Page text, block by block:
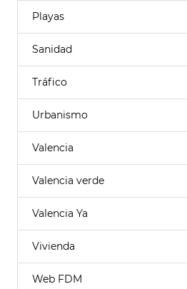
Playas
Sanidad
Tráfico
Urbanismo
Valencia
Valencia verde
Valencia Ya
Vivienda
Web FDM